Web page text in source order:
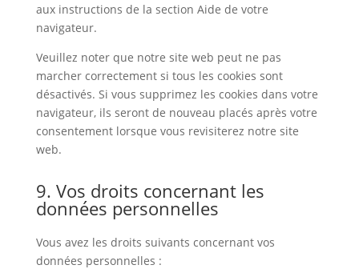
aux instructions de la section Aide de votre
navigateur.
Veuillez noter que notre site web peut ne pas
marcher correctement si tous les cookies sont
désactivés. Si vous supprimez les cookies dans votre
navigateur, ils seront de nouveau placés après votre
consentement lorsque vous revisiterez notre site
web.
9. Vos droits concernant les
données personnelles
Vous avez les droits suivants concernant vos
données personnelles :